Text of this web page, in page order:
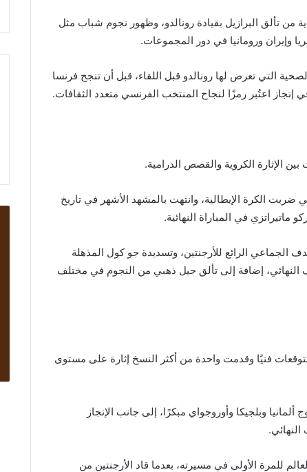
من تألق البرازيل بقيادة رونالدو، وظهور نجوم شباب مثل
وإيران ورومانيا في دور المجموعات.
التي تعرض لها رونالدو قبل اللقاء، قبل أن تنجح فرنسا
إنجاز اعتُبر رمزًا لنجاح المنتخب الفرنسي متعدد الثقافات.
الكرة الإيطالية، وانتهت بالمشهد الأشهر في تاريخ
في المباراة النهائية.
الجماعي الرائع للأرجنتين، وتسديدة جو كول المذهلة
النهائي، إضافة إلى تألق جيل ذهبي من النجوم في مختلف
تجاوزت التوقعات فنيًا وقدمت واحدة من أكثر النسخ إثارة على مستوى
وبلجيكا وأوروجواي مبكرًا، إلى جانب الإنجاز
للمرة الأولى في مسيرته، بعدما قاد الأرجنتين من